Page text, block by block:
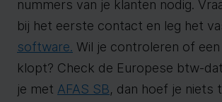
nummers van je klanten nodig.
bij het eerste contact en leg het
software. Wil je controleren of
klopt? Check de Europese btw-
je met AFAS SB, dan hoef je niets